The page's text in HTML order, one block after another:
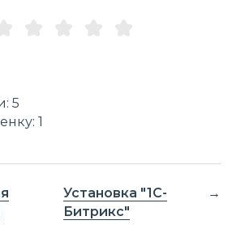
5
1
Установка "1С-
Битрикс"